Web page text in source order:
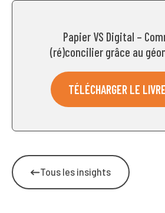
Papier VS Digital –
(ré)concilier grâce au
TÉLÉCHARGER LE
Tous les insights